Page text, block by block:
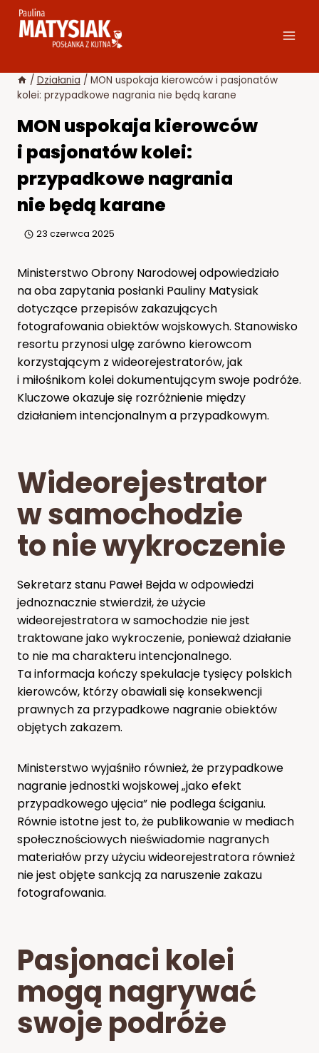
Przejdź
/ Działania / MON uspokaja kierowców i pasjonatów
kolei: przypadkowe nagrania nie będą karane
MON uspokaja kierowców
i pasjonatów kolei:
przypadkowe nagrania
nie będą karane
23 czerwca 2025
Ministerstwo Obrony Narodowej odpowiedziało
na oba zapytania posłanki Pauliny Matysiak
dotyczące przepisów zakazujących
fotografowania obiektów wojskowych. Stanowisko
resortu przynosi ulgę zarówno kierowcom
korzystającym z wideorejestratorów, jak
i miłośnikom kolei dokumentującym swoje podróże.
Kluczowe okazuje się rozróżnienie między
działaniem intencjonalnym a przypadkowym.
Wideorejestrator
w samochodzie
to nie wykroczenie
Sekretarz stanu Paweł Bejda w odpowiedzi
jednoznacznie stwierdził, że użycie
wideorejestratora w samochodzie nie jest
traktowane jako wykroczenie, ponieważ działanie
to nie ma charakteru intencjonalnego.
Ta informacja kończy spekulacje tysięcy polskich
kierowców, którzy obawiali się konsekwencji
prawnych za przypadkowe nagranie obiektów
objętych zakazem.
Ministerstwo wyjaśniło również, że przypadkowe
nagranie jednostki wojskowej „jako efekt
przypadkowego ujęcia” nie podlega ściganiu.
Równie istotne jest to, że publikowanie w mediach
społecznościowych nieświadomie nagranych
materiałów przy użyciu wideorejestratora również
nie jest objęte sankcją za naruszenie zakazu
fotografowania.
Pasjonaci kolei
mogą nagrywać
swoje podróże